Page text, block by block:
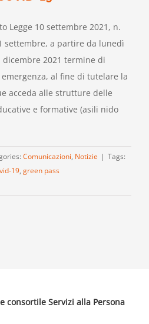
Legge 10 settembre 2021, n.
settembre, a partire da lunedì
2021 termine di
al fine di tutelare la
acceda alle strutture delle
e formative (asili nido
Comunicazioni, Notizie | Tags:
19, green pass
consortile Servizi alla Persona